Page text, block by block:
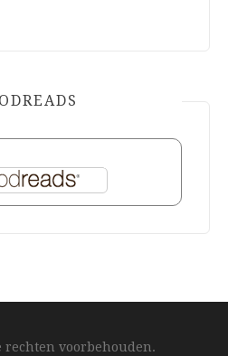
voorbehouden.